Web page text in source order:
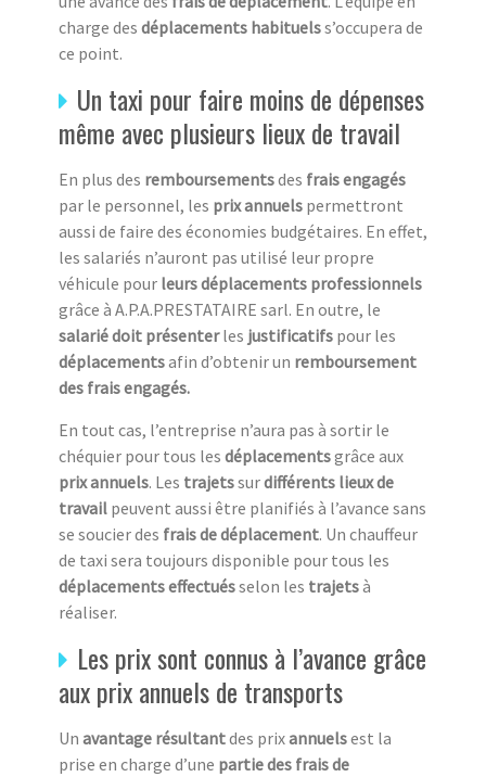
charge des déplacements habituelss’occupera de
ce point.
Un taxi pour faire moins de dépenses
même avec plusieurs lieux de travail
En plus des remboursementsdes frais engagés
par le personnel, les prix annuels permettront
aussi de faire des économies budgétaires. En effet,
les salariés n’auront pas utilisé leur propre
véhicule pour leurs déplacements professionnels
grâce à A.P.A.PRESTATAIRE sarl. En outre, le
salarié doit présenterles justificatifs pour les
déplacementsafin d’obtenir un remboursement
des frais engagés.
En tout cas, l’entreprise n’aura pas à sortir le
chéquier pour tous les déplacementsgrâce aux
prix annuels. Les trajetssurdifférents lieux de
travail peuvent aussi être planifiés à l’avance sans
se soucier des frais de déplacement. Un chauffeur
de taxi sera toujours disponible pour tous les
déplacements effectuésselon les trajetsà
réaliser.
Les prix sont connus à l’avance grâce
aux prix annuels de transports
Un avantage résultantdes prixannuelsest la
prise en charge d’une partie des frais de